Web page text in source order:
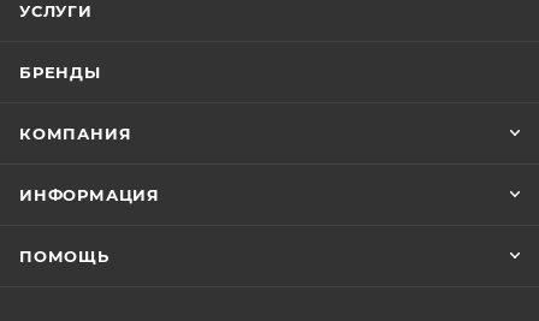
УСЛУГИ
БРЕНДЫ
КОМПАНИЯ
ИНФОРМАЦИЯ
ПОМОЩЬ